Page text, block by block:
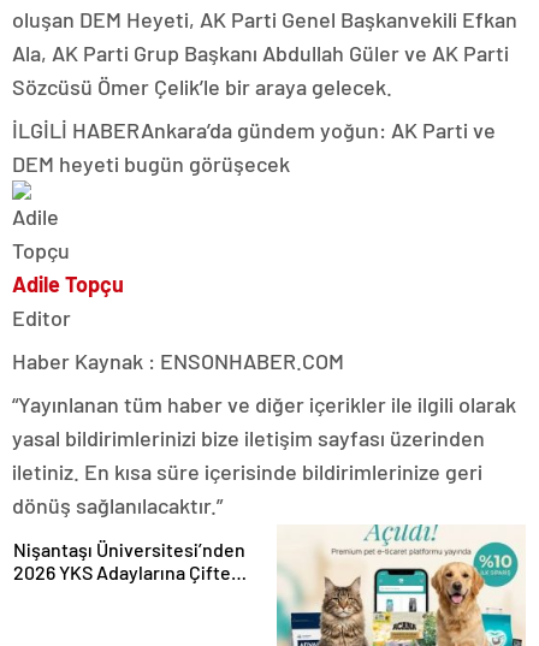
oluşan DEM Heyeti, AK Parti Genel Başkanvekili Efkan
Ala, AK Parti Grup Başkanı Abdullah Güler ve AK Parti
Sözcüsü Ömer Çelik’le bir araya gelecek.
İLGİLİ HABERAnkara’da gündem yoğun: AK Parti ve
DEM heyeti bugün görüşecek
Adile Topçu
Editor
Haber Kaynak : ENSONHABER.COM
“Yayınlanan tüm haber ve diğer içerikler ile ilgili olarak
yasal bildirimlerinizi bize iletişim sayfası üzerinden
iletiniz. En kısa süre içerisinde bildirimlerinize geri
dönüş sağlanılacaktır.”
Nişantaşı Üniversitesi’nden
2026 YKS Adaylarına Çifte